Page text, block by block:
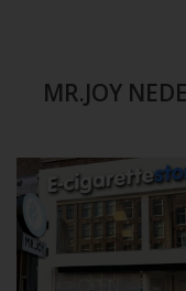
MR.JOY